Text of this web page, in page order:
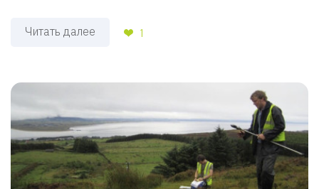
Читать далее 1